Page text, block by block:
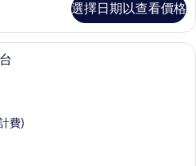
選擇日期以查看價格
高級寢具、客房內保險箱、書桌、筆
費)